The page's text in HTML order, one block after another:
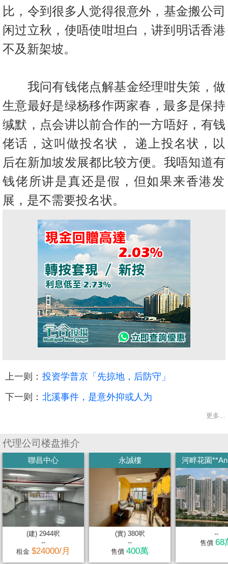
闻
数
据
置
业
手
册
关
於
我
们
比，令到很多人觉得很意外，基金搬公司
闲过立秋， 使唔使咁坦白，讲到明话香港
不及新架坡。
我问有钱佬点解基金经理咁失策，做
生意最好是绿杨移作两家春，最多是保持
缄默，点会讲以前合作的一方唔好，有钱
佬话，这叫做投名状， 递上投名状，以
后在新加坡发展都比较方便。我唔知道有
钱佬所讲是真还是假，但如果来香港发
展，是不需要投名状。
上一则： 投资学普京「先掠地，后防守」
下一则： 北溪事件，是意外抑或人为
更多...
代理公司楼盘推介
聯昌中心
(建) 2944呎
--
租金 $24000/月
永誠樓
(實) 380呎
--
售價 400萬
河畔花園
--
售價 68